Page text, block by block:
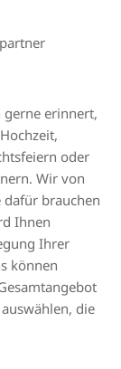
gerne erinnert,
oder
Wir von
dafür brauchen
Ihnen
Ihrer
können
die